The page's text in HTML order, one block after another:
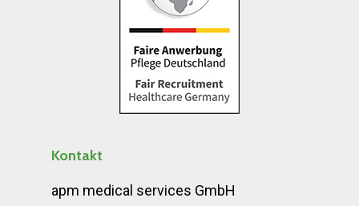
Kontakt
apm medical services GmbH